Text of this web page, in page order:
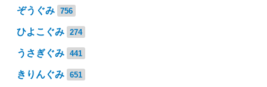
ぞうぐみ 756
ひよこぐみ 274
うさぎぐみ 441
きりんぐみ 651